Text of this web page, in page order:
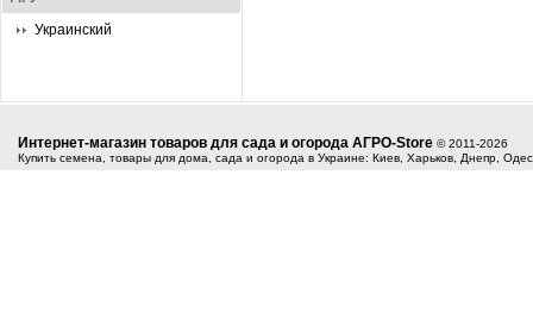
Украинский
Интернет-магазин товаров для сада и огорода АГРО-Store © 2011-2026
Купить семена, товары для дома, сада и огорода в Украине: Киев, Харьков, Днепр,